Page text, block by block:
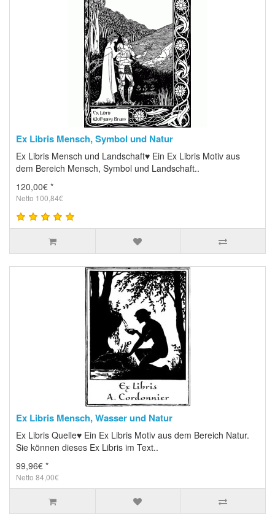
Ex Libris Mensch, Symbol und Natur
Ex Libris Mensch und Landschaft♥ Ein Ex Libris Motiv aus
dem Bereich Mensch, Symbol und Landschaft..
120,00€ *
Netto 100,84€
Ex Libris Mensch, Wasser und Natur
Ex Libris Quelle♥ Ein Ex Libris Motiv aus dem Bereich Natur.
Sie können dieses Ex Libris im Text..
99,96€ *
Netto 84,00€